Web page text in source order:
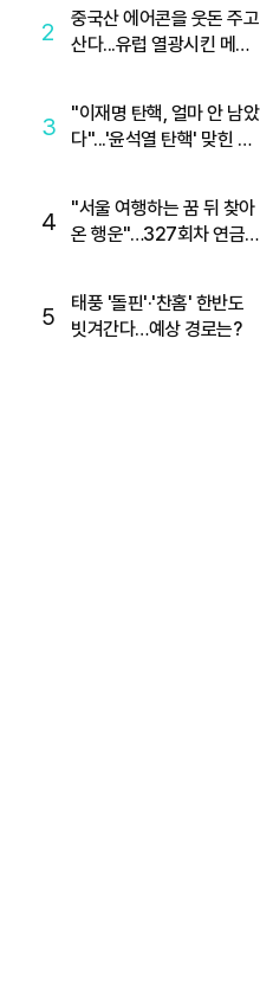
2
중국산 에어콘을 웃돈 주고
산다...유럽 열광시킨 메이
3
"이재명 탄핵, 얼마 안 남았
다"...'윤석열 탄핵' 맞힌 무
4
"서울 여행하는 꿈 뒤 찾아
온 행운"…327회차 연금
5
태풍 '돌핀'·'찬홈' 한반도
빗겨간다…예상 경로는?